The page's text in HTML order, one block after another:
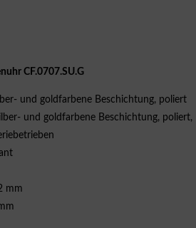
CF.0707.SU.G
und goldfarbene Beschichtung, poliert
und goldfarbene Beschichtung, poliert,
mm